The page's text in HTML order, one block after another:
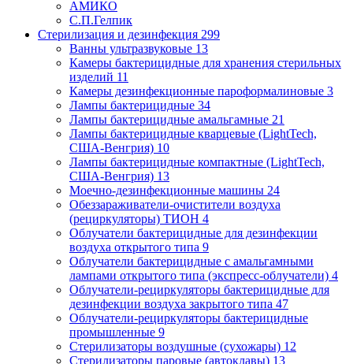
АМИКО
С.П.Гелпик
Стерилизация и дезинфекция 299
Ванны ультразвуковые 13
Камеры бактерицидные для хранения стерильных
изделий 11
Камеры дезинфекционные пароформалиновые 3
Лампы бактерицидные 34
Лампы бактерицидные амальгамные 21
Лампы бактерицидные кварцевые (LightTech,
США-Венгрия) 10
Лампы бактерицидные компактные (LightTech,
США-Венгрия) 13
Моечно-дезинфекционные машины 24
Обеззараживатели-очистители воздуха
(рециркуляторы) ТИОН 4
Облучатели бактерицидные для дезинфекции
воздуха открытого типа 9
Облучатели бактерицидные с амальгамными
лампами открытого типа (экспресс-облучатели) 4
Облучатели-рециркуляторы бактерицидные для
дезинфекции воздуха закрытого типа 47
Облучатели-рециркуляторы бактерицидные
промышленные 9
Стерилизаторы воздушные (сухожары) 12
Стерилизаторы паровые (автоклавы) 13